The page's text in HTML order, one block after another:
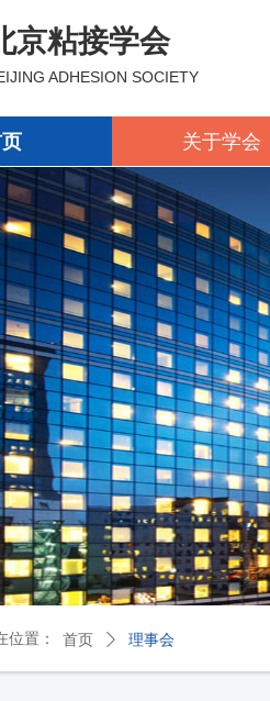
京粘接学会
ADHESION SOCIETY
关于学会
关于学会
位置： 首页 ꄲ 理事会